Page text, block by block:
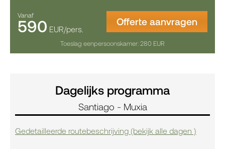
Vanaf
590 EUR/pers.
Offerte aanvragen
Toeslag eenpersoonskamer: 280 EUR
Dagelijks programma
Santiago - Muxia
Gedetailleerde routebeschrijving (bekijk alle dagen )